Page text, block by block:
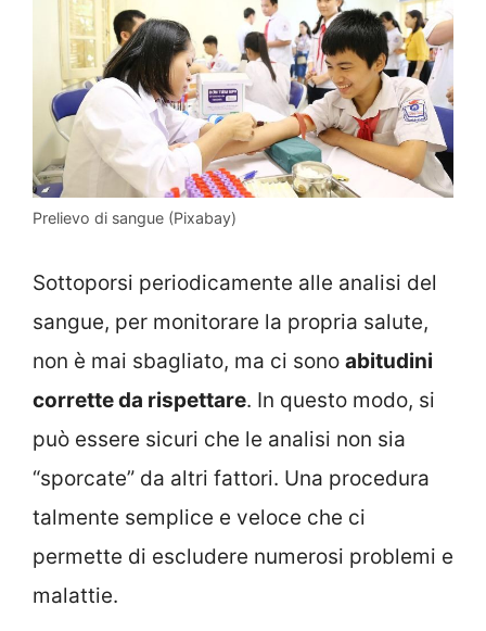
Prelievo di sangue (Pixabay)
Sottoporsi periodicamente alle analisi del
sangue, per monitorare la propria salute,
non è mai sbagliato, ma ci sono abitudini
corrette da rispettare. In questo modo, si
può essere sicuri che le analisi non sia
“sporcate” da altri fattori. Una procedura
talmente semplice e veloce che ci
permette di escludere numerosi problemi e
malattie.